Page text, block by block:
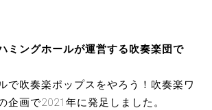
ミングホールが運営する吹奏楽団で
で吹奏楽ポップスをやろう！吹奏楽ワ
企画で2021年に発足しました。